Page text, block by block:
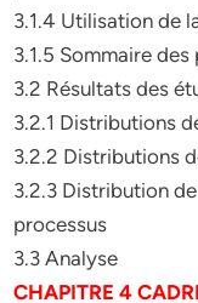
3.1.4 Utilisation de
3.1.5 Sommaire
3.2 Résultats des
3.2.1 Distributions
3.2.2 Distributions
3.2.3 Distribution
processus
3.3 Analyse
CHAPITRE 4